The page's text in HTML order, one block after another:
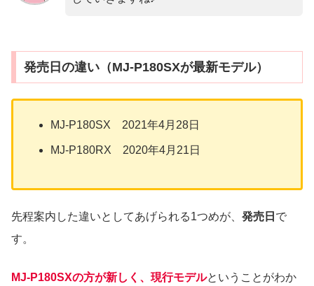
発売日の違い（MJ-P180SXが最新モデル）
MJ-P180SX 2021年4月28日
MJ-P180RX 2020年4月21日
先程案内した違いとしてあげられる1つめが、 発売日 で
す。
MJ-P180SXの方が新しく、現行モデルということがわか